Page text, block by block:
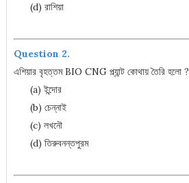
(d) রাশিয়া
Question 2.
এশিয়ার বৃহত্তম BIO CNG প্ল্যান্ট কোথায় তৈরি হলো ?
(a) ইন্দোর
(b) চেন্নাই
(c) লখনৌ
(d) তিরুবনন্তপুরম